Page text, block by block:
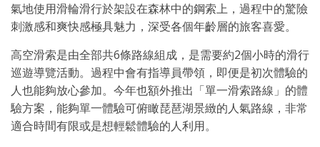
氣地使用滑輪滑行於架設在森林中的鋼索上，過程中的驚險
刺激感和爽快感極具魅力，深受各個年齡層的旅客喜愛。
高空滑索是由全部共6條路線組成，是需要約2個小時的滑行
巡遊導覽活動。過程中會有指導員帶領，即便是初次體驗的
人也能夠放心參加。今年也額外推出「單一滑索路線」的體
驗方案，能夠單一體驗可俯瞰琵琶湖景緻的人氣路線，非常
適合時間有限或是想輕鬆體驗的人利用。